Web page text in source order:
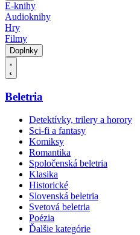
E-knihy
Audioknihy
Hry
Filmy
Doplnky
Beletria
Detektívky, trilery a horory
Sci-fi a fantasy
Komiksy
Romantika
Spoločenská beletria
Klasika
Historické
Slovenská beletria
Svetová beletria
Poézia
Ďalšie kategórie